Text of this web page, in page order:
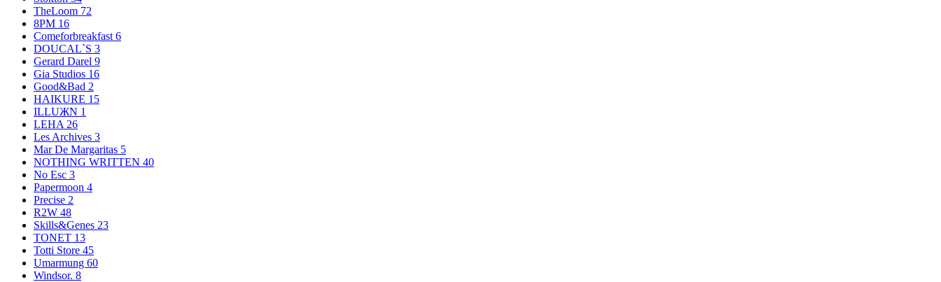
TheLoom 72
8PM 16
Comeforbreakfast 6
DOUCAL`S 3
Gerard Darel 9
Gia Studios 16
Good&Bad 2
HAIKURE 15
ILLUЖN 1
LEHA 26
Les Archives 3
Mar De Margaritas 5
NOTHING WRITTEN 40
No Esc 3
Papermoon 4
Precise 2
R2W 48
Skills&Genes 23
TONET 13
Totti Store 45
Umarmung 60
Windsor. 8